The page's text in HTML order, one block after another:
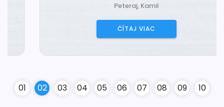
Peteraj, Kamil
ČÍTAJ VIAC
01 02 03 04 05 06 07 08 09 10